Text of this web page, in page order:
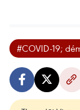
#COVID-19;